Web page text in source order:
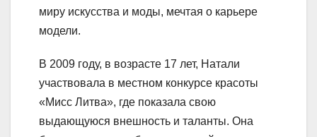
миру искусства и моды, мечтая о карьере
модели.
В 2009 году, в возрасте 17 лет, Натали
участвовала в местном конкурсе красоты
«Мисс Литва», где показала свою
выдающуюся внешность и таланты. Она